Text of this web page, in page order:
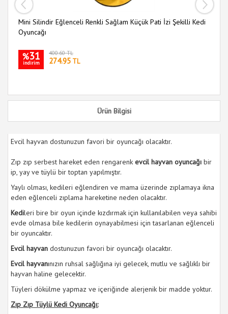
Mini Silindir Eğlenceli Renkli Sağlam Küçük Pati İzi Şekilli Kedi
Oyuncağı
%31
indirim
400.60 TL
274.95 TL
Ürün Bilgisi
Evcil hayvan dostunuzun favori bir oyuncağı olacaktır.
Zıp zıp serbest hareket eden rengarenk evcil hayvan oyuncağı bir
ip, yay ve tüylü bir toptan yapılmıştır.
Yaylı olması, kedileri eğlendiren ve mama üzerinde zıplamaya ikna
eden eğlenceli zıplama hareketine neden olacaktır.
Kedileri bire bir oyun içinde kızdırmak için kullanılabilen veya sahibi
evde olmasa bile kedilerin oynayabilmesi için tasarlanan eğlenceli
bir oyuncaktır.
Evcil hayvan dostunuzun favori bir oyuncağı olacaktır.
Evcil hayvanınızın ruhsal sağlığına iyi gelecek, mutlu ve sağlıklı bir
hayvan haline gelecektir.
Tüyleri dökülme yapmaz ve içeriğinde alerjenik bir madde yoktur.
Zıp Zıp Tüylü Kedi Oyuncağı: